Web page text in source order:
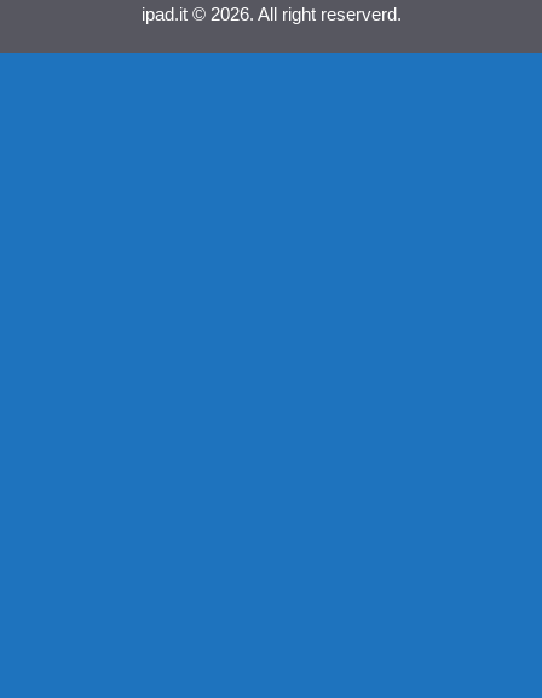
ipad.it © 2026. All right reserverd.